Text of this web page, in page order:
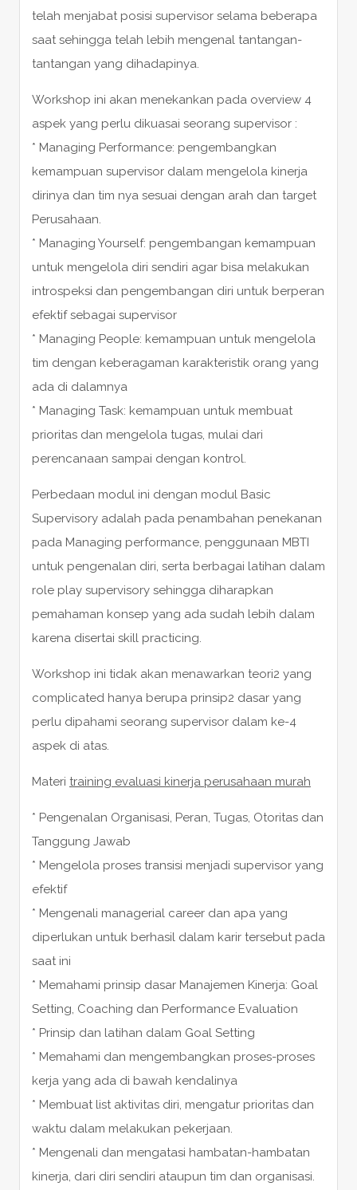
telah menjabat posisi supervisor selama beberapa
saat sehingga telah lebih mengenal tantangan-
tantangan yang dihadapinya.
Workshop ini akan menekankan pada overview 4
aspek yang perlu dikuasai seorang supervisor :
* Managing Performance: pengembangkan
kemampuan supervisor dalam mengelola kinerja
dirinya dan tim nya sesuai dengan arah dan target
Perusahaan.
* Managing Yourself: pengembangan kemampuan
untuk mengelola diri sendiri agar bisa melakukan
introspeksi dan pengembangan diri untuk berperan
efektif sebagai supervisor
* Managing People: kemampuan untuk mengelola
tim dengan keberagaman karakteristik orang yang
ada di dalamnya
* Managing Task: kemampuan untuk membuat
prioritas dan mengelola tugas, mulai dari
perencanaan sampai dengan kontrol.
Perbedaan modul ini dengan modul Basic
Supervisory adalah pada penambahan penekanan
pada Managing performance, penggunaan MBTI
untuk pengenalan diri, serta berbagai latihan dalam
role play supervisory sehingga diharapkan
pemahaman konsep yang ada sudah lebih dalam
karena disertai skill practicing.
Workshop ini tidak akan menawarkan teori2 yang
complicated hanya berupa prinsip2 dasar yang
perlu dipahami seorang supervisor dalam ke-4
aspek di atas.
Materi training evaluasi kinerja perusahaan murah
* Pengenalan Organisasi, Peran, Tugas, Otoritas dan
Tanggung Jawab
* Mengelola proses transisi menjadi supervisor yang
efektif
* Mengenali managerial career dan apa yang
diperlukan untuk berhasil dalam karir tersebut pada
saat ini
* Memahami prinsip dasar Manajemen Kinerja: Goal
Setting, Coaching dan Performance Evaluation
* Prinsip dan latihan dalam Goal Setting
* Memahami dan mengembangkan proses-proses
kerja yang ada di bawah kendalinya
* Membuat list aktivitas diri, mengatur prioritas dan
waktu dalam melakukan pekerjaan.
* Mengenali dan mengatasi hambatan-hambatan
kinerja, dari diri sendiri ataupun tim dan organisasi.